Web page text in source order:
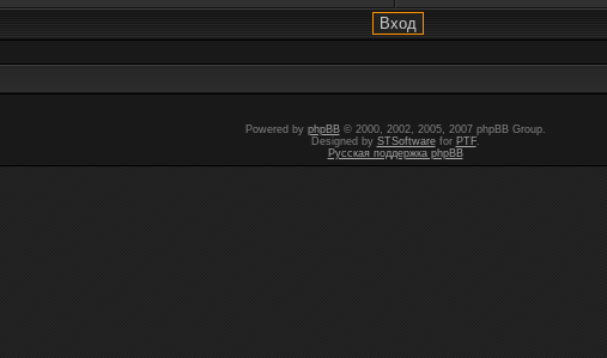
Powered by phpBB© 2000, 2002, 2005, 2007 phpBB Group.
Designed by STSoftwarefor PTF.
Русская поддержка phpBB